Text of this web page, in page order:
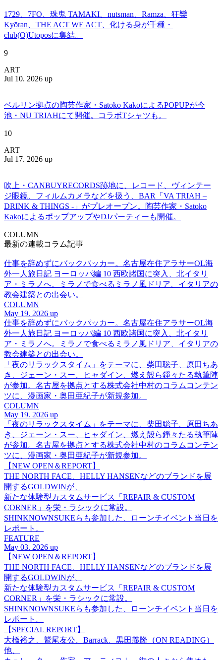
1729、7FO、珠鬼 TAMAKI、nutsman、Ramza、狂欒
Kyōran、THE ACT WE ACT、化ける身が千種・
club(O)Utoposに集結。
9
ART
Jul 10. 2026 up
ベルリン拠点の陶芸作家・Satoko KakoによるPOPUPが今
池・NU TRIAHにて開催。コラボTシャツも。
10
ART
Jul 17. 2026 up
吹上・CANBUYRECORDS跡地に、レコード、ヴィンテー
ジ眼鏡、フィルムカメラなどを扱う、BAR「VA TRIAH –
DRINK & THINGS -」がプレオープン。陶芸作家・Satoko
KakoによるポップアップやDJパーティーも開催。
COLUMN
最新の連載コラム記事
仕事を辞めずにバックパッカー。名古屋在住アラサーOL海
外一人旅日記 ヨーロッパ編 10 西欧諸国に突入、北イタリ
ア・ミラノへ。ミラノで食べるミラノ風ドリア、イタリアの
教会建築との出会い。
COLUMN
May 19. 2026 up
仕事を辞めずにバックパッカー。名古屋在住アラサーOL海
外一人旅日記 ヨーロッパ編 10 西欧諸国に突入、北イタリ
ア・ミラノへ。ミラノで食べるミラノ風ドリア、イタリアの
教会建築との出会い。
「夜のリラックスタイム」をテーマに、柴田聡子、原田ちあ
き、ジェーン・スー、ヒャダイン、燃え殻ら錚々たる執筆陣
が参加。名古屋を拠点とする株式会社中村のコラムコンテン
ツに、漫画家・奥田亜紀子が新規参加。
COLUMN
May 19. 2026 up
「夜のリラックスタイム」をテーマに、柴田聡子、原田ちあ
き、ジェーン・スー、ヒャダイン、燃え殻ら錚々たる執筆陣
が参加。名古屋を拠点とする株式会社中村のコラムコンテン
ツに、漫画家・奥田亜紀子が新規参加。
【NEW OPEN＆REPORT】
THE NORTH FACE、HELLY HANSENなどのブランドを展
開するGOLDWINが、
新たな体験型カスタムサービス「REPAIR & CUSTOM
CORNER」を栄・ラシックに常設。
SHINKNOWNSUKEらも参加した、ローンチイベント当日を
レポート。
FEATURE
May 03. 2026 up
【NEW OPEN＆REPORT】
THE NORTH FACE、HELLY HANSENなどのブランドを展
開するGOLDWINが、
新たな体験型カスタムサービス「REPAIR & CUSTOM
CORNER」を栄・ラシックに常設。
SHINKNOWNSUKEらも参加した、ローンチイベント当日を
レポート。
【SPECIAL REPORT】
大橋裕之、鷲尾友公、Barrack、黒田義隆（ON READING）
他、